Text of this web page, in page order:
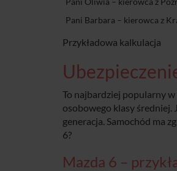
Pani Barbara – kierowca z
Przykładowa kalkulacja
To najbardziej popularny
osobowego klasy średniej.
generacja. Samochód ma
6?
Mazda 6 –